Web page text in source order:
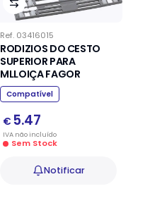
Ref. 03416015
RODIZIOS DO CESTO
SUPERIOR PARA
MLLOIÇA FAGOR
Compatível
€ 5.47
IVA nãoincluído
Sem Stock
Notificar